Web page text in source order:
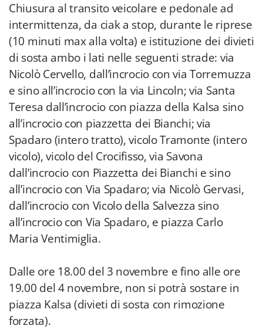
Chiusura al transito veicolare e pedonale ad
intermittenza, da ciak a stop, durante le riprese
(10 minuti max alla volta) e istituzione dei divieti
di sosta ambo i lati nelle seguenti strade: via
Nicolò Cervello, dall’incrocio con via Torremuzza
e sino all’incrocio con la via Lincoln; via Santa
Teresa dall’incrocio con piazza della Kalsa sino
all’incrocio con piazzetta dei Bianchi; via
Spadaro (intero tratto), vicolo Tramonte (intero
vicolo), vicolo del Crocifisso, via Savona
dall’incrocio con Piazzetta dei Bianchi e sino
all’incrocio con Via Spadaro; via Nicolò Gervasi,
dall’incrocio con Vicolo della Salvezza sino
all’incrocio con Via Spadaro, e piazza Carlo
Maria Ventimiglia.
Dalle ore 18.00 del 3 novembre e fino alle ore
19.00 del 4 novembre, non si potrà sostare in
piazza Kalsa (divieti di sosta con rimozione
forzata).